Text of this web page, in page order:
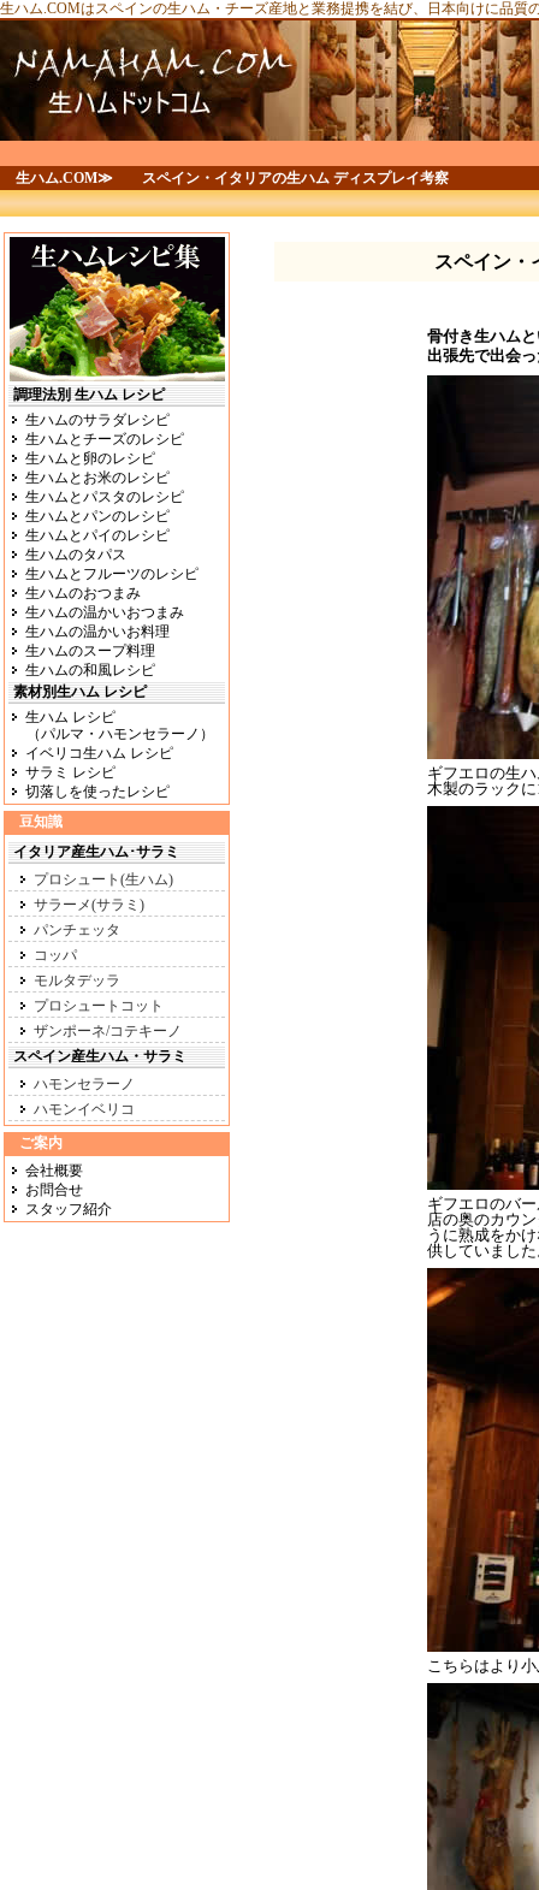
生ハム.COMはスペインの生ハム・チーズ産地と業務提携を結び、日本向けに品
生ハム.COM≫ スペイン・イタリアの生ハム ディスプレイ考察
調理法別 生ハム レシピ
生ハムのサラダレシピ
生ハムとチーズのレシピ
生ハムと卵のレシピ
生ハムとお米のレシピ
生ハムとパスタのレシピ
生ハムとパンのレシピ
生ハムとパイのレシピ
生ハムのタパス
生ハムとフルーツのレシピ
生ハムのおつまみ
生ハムの温かいおつまみ
生ハムの温かいお料理
生ハムのスープ料理
生ハムの和風レシピ
素材別生ハム レシピ
生ハム レシピ
（パルマ・ハモンセラーノ）
イベリコ生ハム レシピ
サラミ レシピ
切落しを使ったレシピ
豆知識
イタリア産生ハム･サラミ
プロシュート(生ハム)
サラーメ(サラミ)
パンチェッタ
コッパ
モルタデッラ
プロシュートコット
ザンポーネ/コテキーノ
スペイン産生ハム・サラミ
ハモンセラーノ
ハモンイベリコ
ご案内
会社概要
お問合せ
スタッフ紹介
スペイン・
骨付き生ハム
出張先で出会
ギフエロの生
木製のラック
ギフエロのバ
店の奥のカウ
うに熟成をか
供していまし
こちらはより